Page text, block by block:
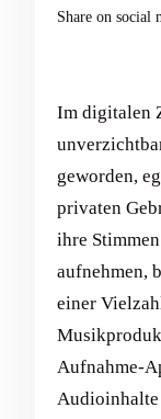
Share on social
Im digitalen
geworden,
privaten
ihre
aufnehmen,
einer
Aufnahme-
Audioinhalte